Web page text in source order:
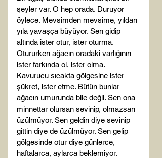
şeyler var. O hep orada. Duruyor
öylece. Mevsimden mevsime, yıldan
yıla yavaşça büyüyor. Sen gidip
altında ister otur, ister oturma.
Otururken ağacın oradaki varlığının
ister farkında ol, ister olma.
Kavurucu sıcakta gölgesine ister
şükret, ister etme. Bütün bunlar
ağacın umurunda bile değil. Sen ona
minnettar olursan sevinip, olmazsan
üzülmüyor. Sen geldin diye sevinip
gittin diye de üzülmüyor. Sen gelip
gölgesinde otur diye günlerce,
haftalarca, aylarca beklemiyor.